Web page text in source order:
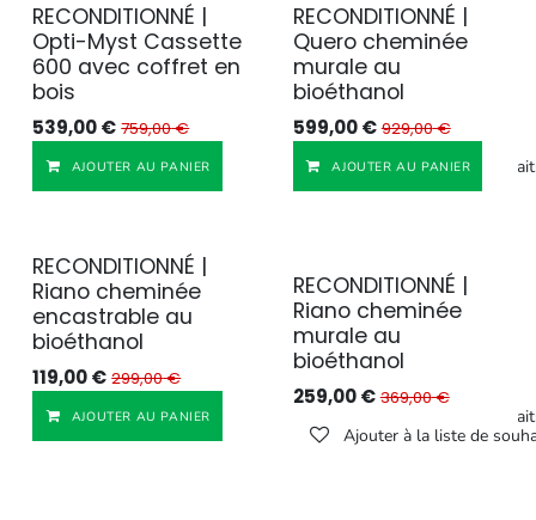
Reconditionné
RECONDITIONNÉ |
Opti-Myst Cassette
600 avec coffret en
bois
539,00€ 759,00€
AJOUTER AU PANIER Ajouter à la liste de
Reconditionné
RECONDITIONNÉ |
Quero cheminée
murale au
bioéthanol
599,00€ 929,00€
AJOUTER AU PANIER
Reconditionné
RECONDITIONNÉ |
Riano cheminée
encastrable au
bioéthanol
119,00€ 299,00€
AJOUTER AU PANIER Ajouter à la liste de
Reconditionné
RECONDITIONNÉ |
Riano cheminée
murale au
bioéthanol
259,00€ 369,00€
Ajouter à la liste de